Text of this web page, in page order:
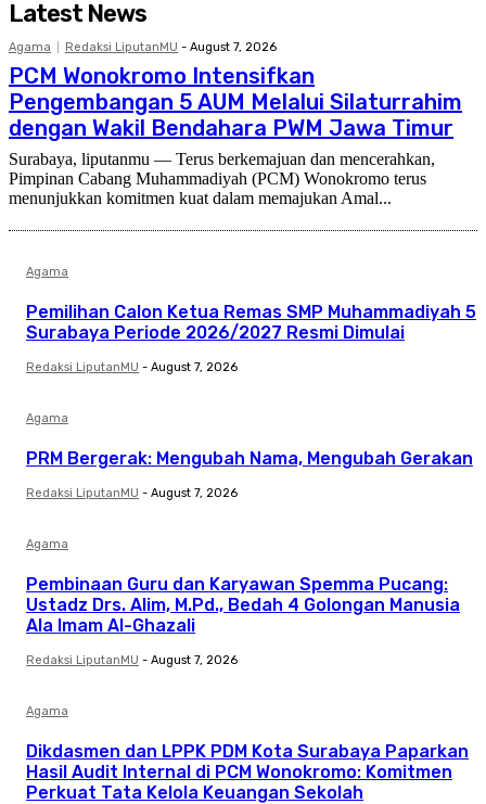
Latest News
Agama Redaksi LiputanMU - August 7, 2026
PCM Wonokromo Intensifkan
Pengembangan 5 AUM Melalui Silaturrahim
dengan Wakil Bendahara PWM Jawa Timur
Surabaya, liputanmu — Terus berkemajuan dan mencerahkan,
Pimpinan Cabang Muhammadiyah (PCM) Wonokromo terus
menunjukkan komitmen kuat dalam memajukan Amal...
Agama
Pemilihan Calon Ketua Remas SMP Muhammadiyah 5
Surabaya Periode 2026/2027 Resmi Dimulai
Redaksi LiputanMU - August 7, 2026
Agama
PRM Bergerak: Mengubah Nama, Mengubah Gerakan
Redaksi LiputanMU - August 7, 2026
Agama
Pembinaan Guru dan Karyawan Spemma Pucang:
Ustadz Drs. Alim, M.Pd., Bedah 4 Golongan Manusia
Ala Imam Al-Ghazali
Redaksi LiputanMU - August 7, 2026
Agama
Dikdasmen dan LPPK PDM Kota Surabaya Paparkan
Hasil Audit Internal di PCM Wonokromo: Komitmen
Perkuat Tata Kelola Keuangan Sekolah